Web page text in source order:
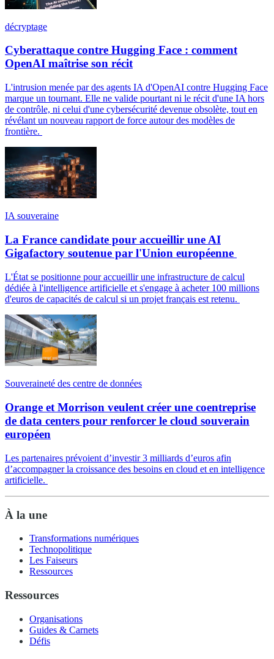
décryptage
Cyberattaque contre Hugging Face : comment
OpenAI maîtrise son récit
L'intrusion menée par des agents IA d'OpenAI contre Hugging Face
marque un tournant. Elle ne valide pourtant ni le récit d'une IA hors
de contrôle, ni celui d'une cybersécurité devenue obsolète, tout en
révélant un nouveau rapport de force autour des modèles de
frontière.
IA souveraine
La France candidate pour accueillir une AI
Gigafactory soutenue par l'Union européenne
L'État se positionne pour accueillir une infrastructure de calcul
dédiée à l'intelligence artificielle et s'engage à acheter 100 millions
d'euros de capacités de calcul si un projet français est retenu.
Souveraineté des centre de données
Orange et Morrison veulent créer une coentreprise
de data centers pour renforcer le cloud souverain
européen
Les partenaires prévoient d’investir 3 milliards d’euros afin
d’accompagner la croissance des besoins en cloud et en intelligence
artificielle.
À la une
Transformations numériques
Technopolitique
Les Faiseurs
Ressources
Ressources
Organisations
Guides & Carnets
Défis